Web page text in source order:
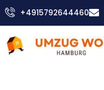
Zum
Inhalt
+4915792644460